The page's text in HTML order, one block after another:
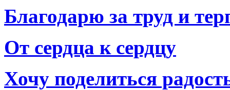
Благодарю за труд и
От сердца к сердцу
Хочу поделиться